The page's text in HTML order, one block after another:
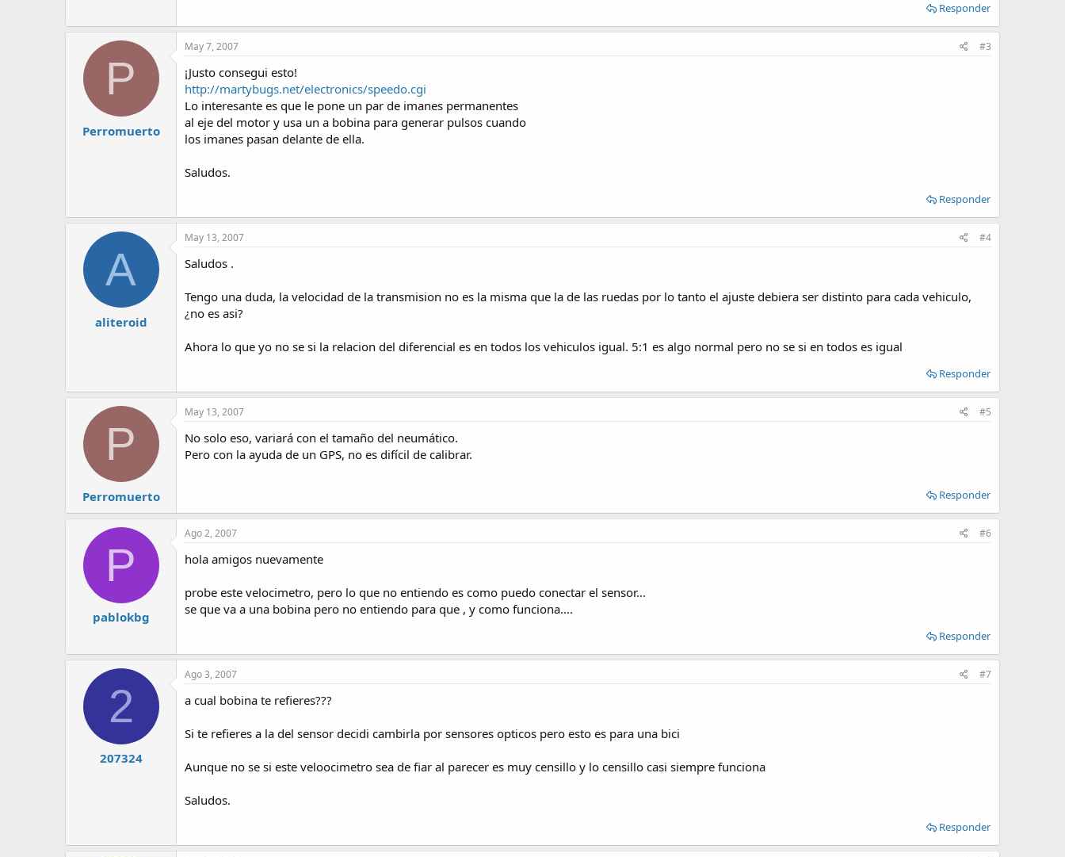
Responder
P
Perromuerto
May 7, 2007 #3
¡Justo consegui esto!
http://martybugs.net/electronics/speedo.cgi
Lo interesante es que le pone un par de imanes permanentes
al eje del motor y usa un a bobina para generar pulsos cuando
los imanes pasan delante de ella.
Saludos.
Responder
A
aliteroid
May 13, 2007 #4
Saludos .
Tengo una duda, la velocidad de la transmision no es la misma que la de las ruedas por lo tanto el ajuste debiera ser distinto para cada vehiculo,
¿no es asi?
Ahora lo que yo no se si la relacion del diferencial es en todos los vehiculos igual. 5:1 es algo normal pero no se si en todos es igual
Responder
P
Perromuerto
May 13, 2007 #5
No solo eso, variará con el tamaño del neumático.
Pero con la ayuda de un GPS, no es difícil de calibrar.
Responder
P
pablokbg
Ago 2, 2007 #6
hola amigos nuevamente
probe este velocimetro, pero lo que no entiendo es como puedo conectar el sensor...
se que va a una bobina pero no entiendo para que , y como funciona....
Responder
2
207324
Ago 3, 2007 #7
a cual bobina te refieres???
Si te refieres a la del sensor decidi cambirla por sensores opticos pero esto es para una bici
Aunque no se si este veloocimetro sea de fiar al parecer es muy censillo y lo censillo casi siempre funciona
Saludos.
Responder